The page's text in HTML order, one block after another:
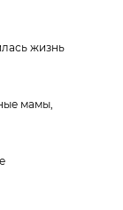
жизнь
мамы,